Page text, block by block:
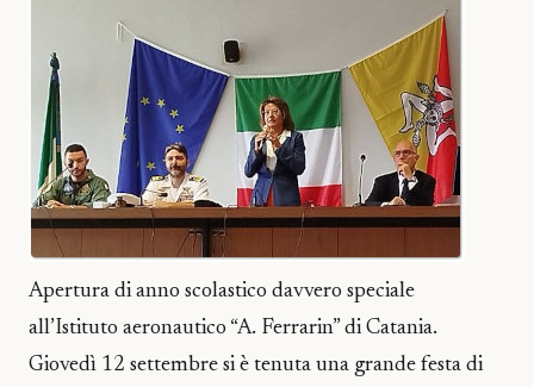
Apertura di anno scolastico davvero speciale
all’Istituto aeronautico “A. Ferrarin” di Catania.
Giovedì 12 settembre si è tenuta una grande festa di